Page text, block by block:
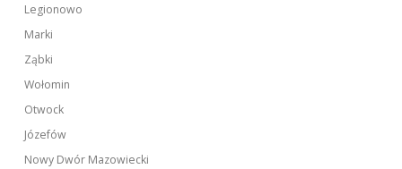
Legionowo
Marki
Ząbki
Wołomin
Otwock
Józefów
Nowy Dwór Mazowiecki